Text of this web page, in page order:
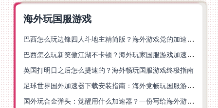
海外玩国服游戏
巴西怎么玩边锋四人斗地主精简版？海外游戏党的加速器终极选择
巴西怎么玩新笑傲江湖不卡顿？海外玩家国服游戏加速终极指南（附猫和老鼠一梦江湖实测）
英国打明日之后怎么提速的？海外畅玩国服游戏终极指南
足球世界国外加速器下载安装指南：海外党畅玩国服游戏的终极解决方案
国外玩合金弹头：觉醒用什么加速器？一份写给海外游子的畅玩指南